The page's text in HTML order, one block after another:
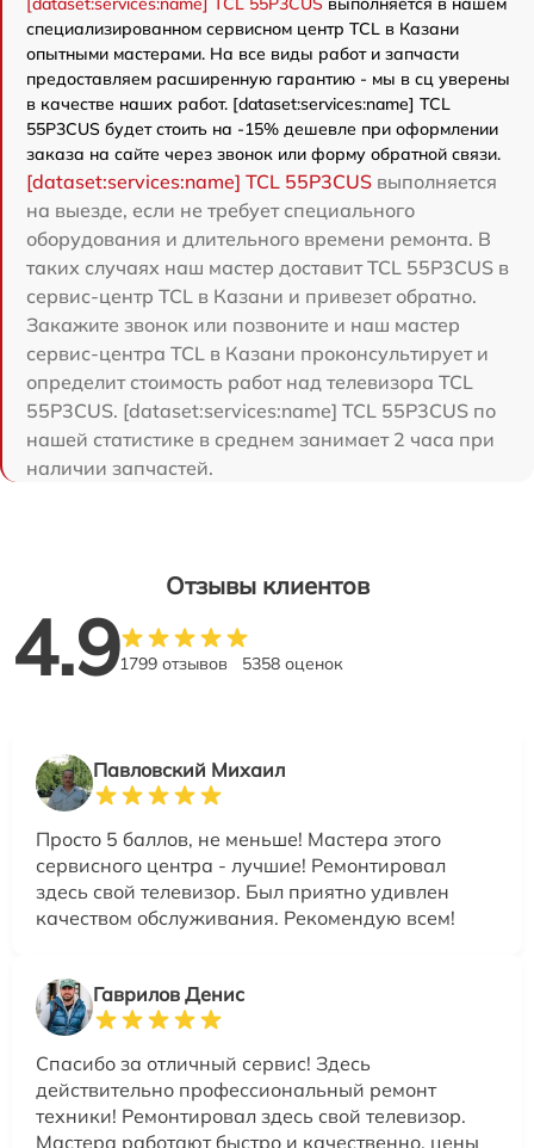
специализированном сервисном центр TCL в Казани
опытными мастерами. На все виды работ и запчасти
предоставляем расширенную гарантию - мы в сц уверены
в качестве наших работ. [dataset:services:name] TCL
55P3CUS будет стоить на -15% дешевле при оформлении
заказа на сайте через звонок или форму обратной связи.
[dataset:services:name] TCL 55P3CUS выполняется
на выезде, если не требует специального
оборудования и длительного времени ремонта. В
таких случаях наш мастер доставит TCL 55P3CUS в
сервис-центр TCL в Казани и привезет обратно.
Закажите звонок или позвоните и наш мастер
сервис-центра TCL в Казани проконсультирует и
определит стоимость работ над телевизора TCL
55P3CUS. [dataset:services:name] TCL 55P3CUS по
нашей статистике в среднем занимает 2 часа при
наличии запчастей.
Отзывы клиентов
4.91799 отзывов 5358 оценок
Павловский Михаил
Просто 5 баллов, не меньше! Мастера этого
сервисного центра - лучшие! Ремонтировал
здесь свой телевизор. Был приятно удивлен
качеством обслуживания. Рекомендую всем!
Гаврилов Денис
Спасибо за отличный сервис! Здесь
действительно профессиональный ремонт
техники! Ремонтировал здесь свой телевизор.
Мастера работают быстро и качественно, цены